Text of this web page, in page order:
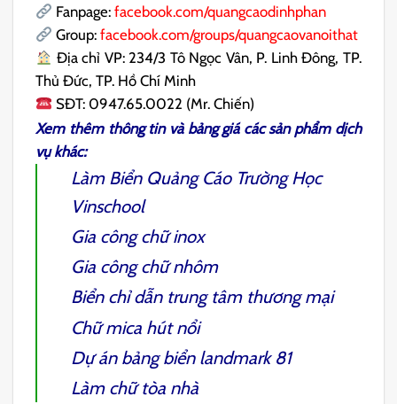
Fanpage: facebook.com/quangcaodinhphan
Group: facebook.com/groups/quangcaovanoithat
Địa chỉ VP: 234/3 Tô Ngọc Vân, P. Linh Đông, TP.
Thủ Đức, TP. Hồ Chí Minh
SĐT: 0947.65.0022 (Mr. Chiến)
Xem thêm thông tin và bảng giá các sản phẩm dịch
vụ khác:
Làm Biển Quảng Cáo Trường Học
Vinschool
Gia công chữ inox
Gia công chữ nhôm
Biển chỉ dẫn trung tâm thương mại
Chữ mica hút nổi
Dự án bảng biển landmark 81
Làm chữ tòa nhà